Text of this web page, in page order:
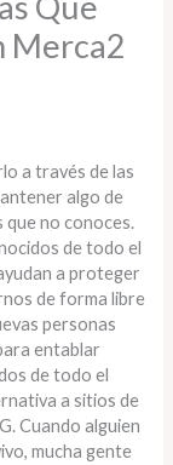
Merca2
a través de las
algo de
no conoces.
de todo el
a proteger
de forma libre
personas
entablar
de todo el
a sitios de
Cuando alguien
mucha gente